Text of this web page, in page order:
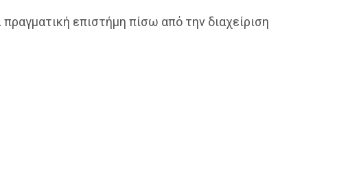
επιστήμη πίσω από την διαχείριση